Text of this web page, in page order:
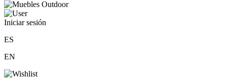
Iniciar sesión
ES
EN